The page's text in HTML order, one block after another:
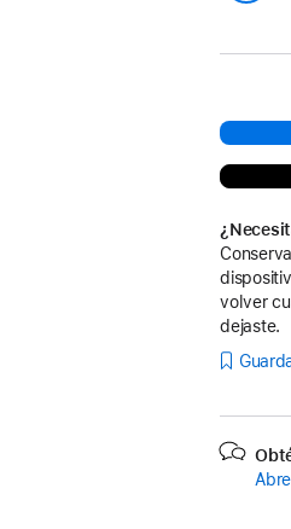
volver
dejaste.